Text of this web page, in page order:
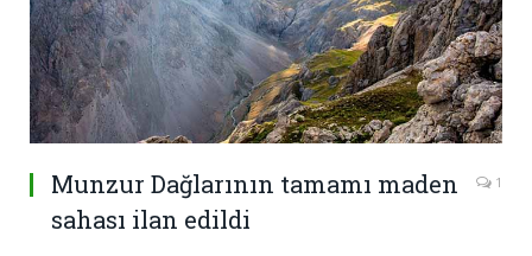
Munzur Dağlarının tamamı maden
sahası ilan edildi
1